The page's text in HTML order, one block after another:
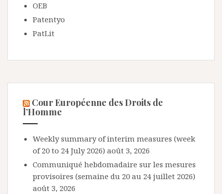
OEB
Patentyo
PatLit
Cour Européenne des Droits de
l’Homme
Weekly summary of interim measures (week
of 20 to 24 July 2026) août 3, 2026
Communiqué hebdomadaire sur les mesures
provisoires (semaine du 20 au 24 juillet 2026)
août 3, 2026